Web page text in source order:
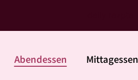
Abendessen Mittagessen